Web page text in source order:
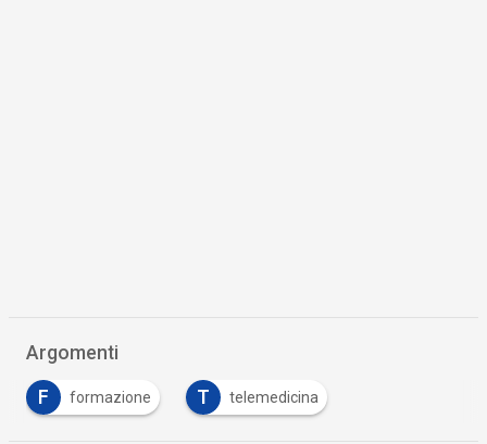
Argomenti
F formazione T telemedicina